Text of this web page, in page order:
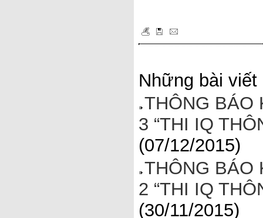
Những bài viết
THÔNG BÁO
3 “THI IQ
(07/12/2015)
THÔNG BÁO
2 “THI IQ
(30/11/2015)